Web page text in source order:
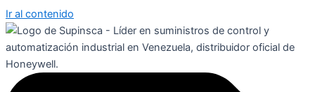
Ir al contenido